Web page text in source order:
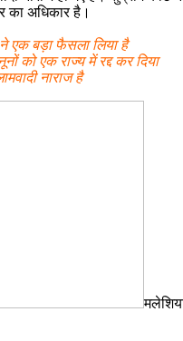
का अधिकार है।
ने एक बड़ा फैसला लिया है
को एक राज्य में रद्द कर दिया
नाराज है